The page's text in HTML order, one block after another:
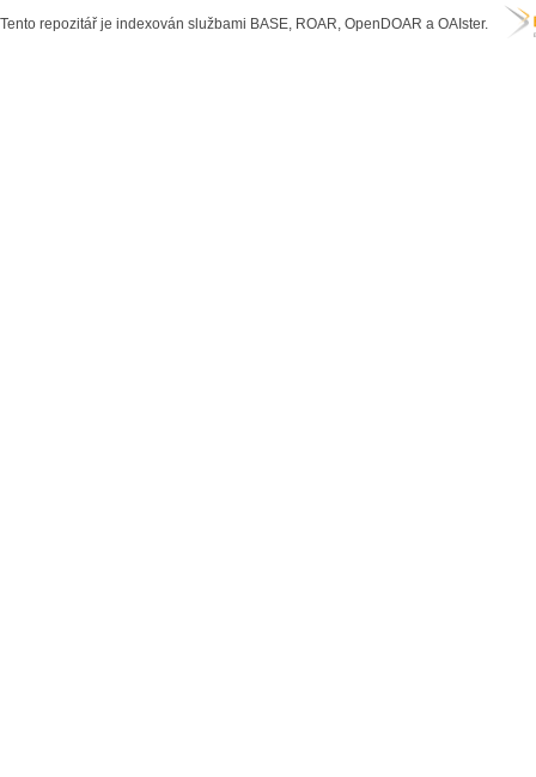
Tento repozitář je indexován službami BASE, ROAR, OpenDOAR a OAIster.